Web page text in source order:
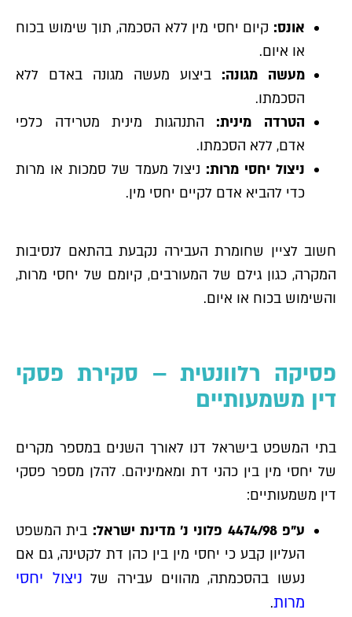
אונס: קיום יחסי מין ללא הסכמה, תוך שימוש בכוח
או איום.
מעשה מגונה: ביצוע מעשה מגונה באדם ללא
הסכמתו.
הטרדה מינית: התנהגות מינית מטרידה כלפי
אדם, ללא הסכמתו.
ניצול יחסי מרות: ניצול מעמד של סמכות או מרות
כדי להביא אדם לקיים יחסי מין.
חשוב לציין שחומרת העבירה נקבעת בהתאם לנסיבות
המקרה, כגון גילם של המעורבים, קיומם של יחסי מרות,
והשימוש בכוח או איום.
פסיקה רלוונטית – סקירת פסקי
דין משמעותיים
בתי המשפט בישראל דנו לאורך השנים במספר מקרים
של יחסי מין בין כהני דת ומאמיניהם. להלן מספר פסקי
דין משמעותיים:
ע"פ 4474/98 פלוני נ' מדינת ישראל:
בית המשפט
העליון קבע כי יחסי מין בין כהן דת לקטינה, גם אם
נעשו בהסכמתה, מהווים עבירה של ניצול יחסי
מרות.